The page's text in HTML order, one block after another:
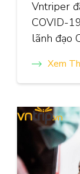
Vntriper
COVID-
lãnh đạo
Xem